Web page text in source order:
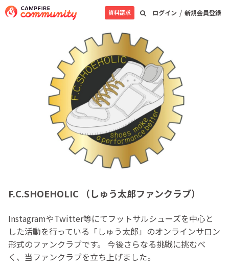
ログイン / 新規会員登録
資料請求
F.C.SHOEHOLIC （しゅう太郎ファンクラブ）
InstagramやTwitter等にてフットサルシューズを中心と
した活動を行っている「しゅう太郎」のオンラインサロン
形式のファンクラブです。 今後さらなる挑戦に挑むべ
く、当ファンクラブを立ち上げました。